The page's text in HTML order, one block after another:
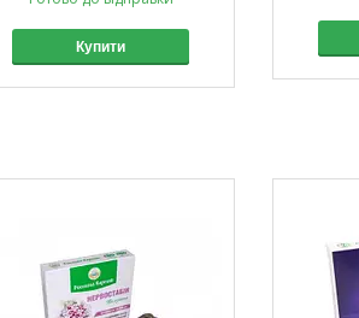
Купити